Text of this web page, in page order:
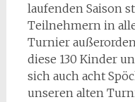
laufenden Saison
Teilnehmern in
Turnier
diese 130 Kinder
sich auch acht
unseren alten